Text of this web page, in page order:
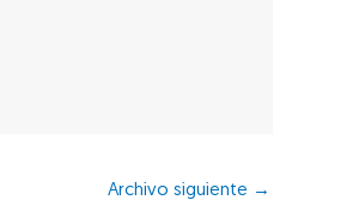
Archivo siguiente →